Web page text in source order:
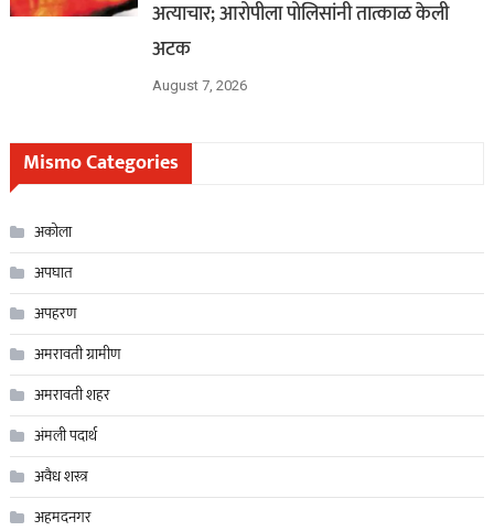
अत्याचार; आरोपीला पोलिसांनी तात्काळ केली
अटक
August 7, 2026
Mismo Categories
अकोला
अपघात
अपहरण
अमरावती ग्रामीण
अमरावती शहर
अंमली पदार्थ
अवैध शस्त्र
अहमदनगर